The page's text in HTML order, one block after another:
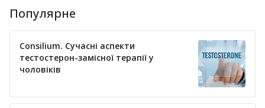
Популярне
Consilium. Сучасні аспекти
тестостерон-замісної терапії у
чоловіків